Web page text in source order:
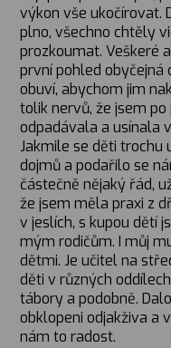
výkon vše ukočírovat.
plno, všechno chtěly
prozkoumat. Veškeré
první pohled obyčejná
obuví, abychom jim
tolik nervů, že jsem
odpadávala a usínala
Jakmile se děti trochu
dojmů a podařilo se
částečně nějaký řád,
že jsem měla praxi z
v jeslích, s kupou dětí
mým rodičům. I můj
dětmi. Je učitel na
děti v různých
tábory a podobně.
obklopeni odjakživa a
nám to radost.